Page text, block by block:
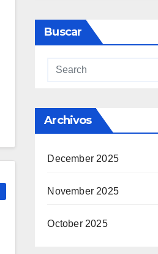
Buscar
Archivos
December 2025
November 2025
October 2025